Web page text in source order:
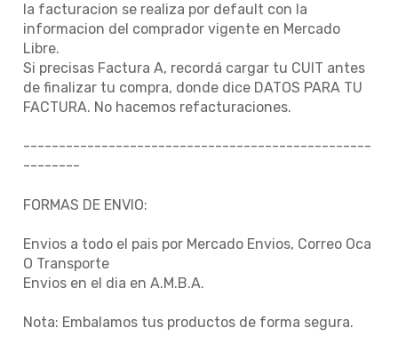
la facturacion se realiza por default con la
informacion del comprador vigente en Mercado
Libre.
Si precisas Factura A, recordá cargar tu CUIT antes
de finalizar tu compra, donde dice DATOS PARA TU
FACTURA. No hacemos refacturaciones.
-------------------------------------------------
--------
FORMAS DE ENVIO:
Envios a todo el pais por Mercado Envios, Correo Oca
O Transporte
Envios en el dia en A.M.B.A.
Nota: Embalamos tus productos de forma segura.